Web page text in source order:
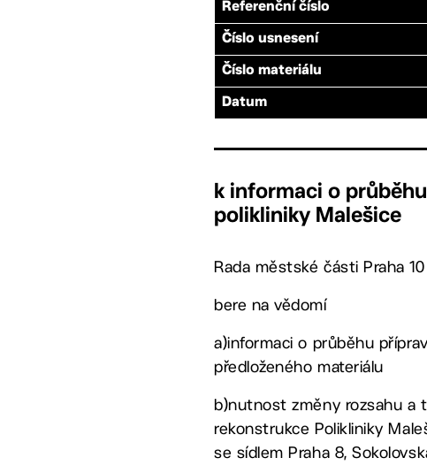
Referenční číslo
Číslo usnesení
Číslo materiálu
Datum
k informaci o
polikliniky Malešice
Rada městské části Praha 10
bere na vědomí
a)informaci o průběhu
předloženého materiálu
b)nutnost změny rozsahu a
rekonstrukce Polikliniky
se sídlem Praha 8,